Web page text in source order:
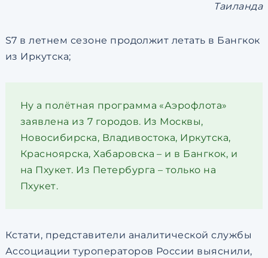
Таиланда
S7 в летнем сезоне продолжит летать в Бангкок
из Иркутска;
Ну а полётная программа «Аэрофлота»
заявлена из 7 городов. Из Москвы,
Новосибирска, Владивостока, Иркутска,
Красноярска, Хабаровска – и в Бангкок, и
на Пхукет. Из Петербурга – только на
Пхукет.
Кстати, представители аналитической службы
Ассоциации туроператоров России выяснили,